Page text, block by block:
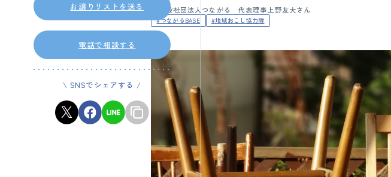
お譲りリストを送る
電話で相談する
\ SNSでシェアする /
一般社団法人つながる 代表理事上野友大さん
#つながるBASE #地域おこし協力隊